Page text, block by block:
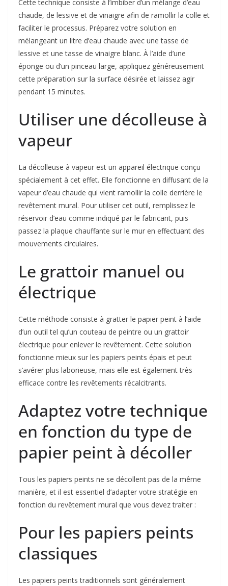
Cette technique consiste à l’imbiber d’un mélange d’eau
chaude, de lessive et de vinaigre afin de ramollir la colle et
faciliter le processus. Préparez votre solution en
mélangeant un litre d’eau chaude avec une tasse de
lessive et une tasse de vinaigre blanc. À l’aide d’une
éponge ou d’un pinceau large, appliquez généreusement
cette préparation sur la surface désirée et laissez agir
pendant 15 minutes.
Utiliser une décolleuse à
vapeur
La décolleuse à vapeur est un appareil électrique conçu
spécialement à cet effet. Elle fonctionne en diffusant de la
vapeur d’eau chaude qui vient ramollir la colle derrière le
revêtement mural. Pour utiliser cet outil, remplissez le
réservoir d’eau comme indiqué par le fabricant, puis
passez la plaque chauffante sur le mur en effectuant des
mouvements circulaires.
Le grattoir manuel ou
électrique
Cette méthode consiste à gratter le papier peint à l’aide
d’un outil tel qu’un couteau de peintre ou un grattoir
électrique pour enlever le revêtement. Cette solution
fonctionne mieux sur les papiers peints épais et peut
s’avérer plus laborieuse, mais elle est également très
efficace contre les revêtements récalcitrants.
Adaptez votre technique
en fonction du type de
papier peint à décoller
Tous les papiers peints ne se décollent pas de la même
manière, et il est essentiel d’adapter votre stratégie en
fonction du revêtement mural que vous devez traiter :
Pour les papiers peints
classiques
Les papiers peints traditionnels sont généralement